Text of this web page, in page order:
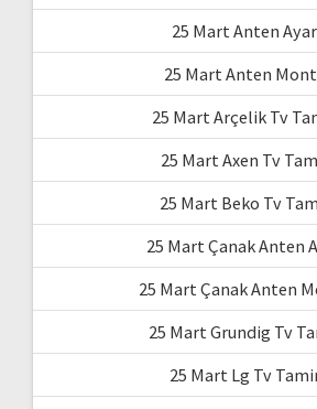
25 Mart Anten
25 Mart Anten
25 Mart Arçelik Tv
25 Mart Axen Tv
25 Mart Beko Tv
25 Mart Çanak Anten
25 Mart Çanak Anten
25 Mart Grundig Tv
25 Mart Lg Tv